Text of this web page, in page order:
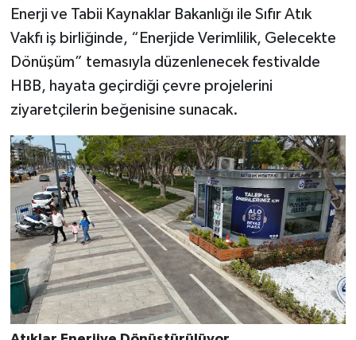
Enerji ve Tabii Kaynaklar Bakanlığı ile Sıfır Atık
Vakfı iş birliğinde, “Enerjide Verimlilik, Gelecekte
Dönüşüm” temasıyla düzenlenecek festivalde
HBB, hayata geçirdiği çevre projelerini
ziyaretçilerin beğenisine sunacak.